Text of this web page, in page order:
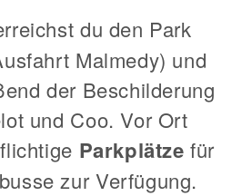
du den Park
Malmedy) und
der Beschilderung
und Coo. Vor Ort
Parkplätze für
zur Verfügung.